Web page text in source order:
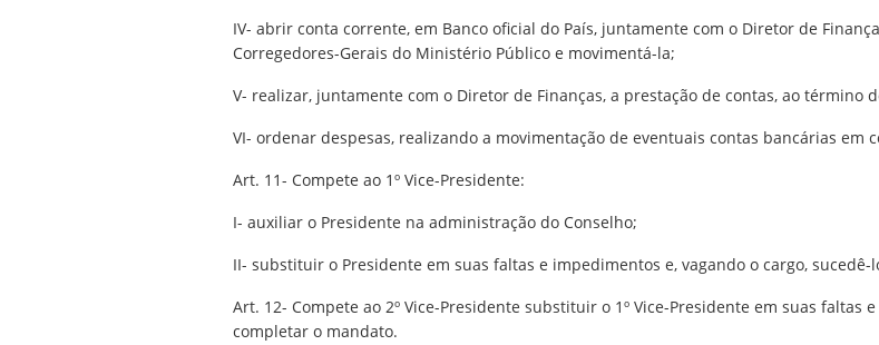
IV- abrir conta corrente, em Banco oficial do País, juntamente com o Diretor de
Corregedores-Gerais do Ministério Público e movimentá-la;
V- realizar, juntamente com o Diretor de Finanças, a prestação de contas, ao término
VI- ordenar despesas, realizando a movimentação de eventuais contas bancárias em
Art. 11- Compete ao 1º Vice-Presidente:
I- auxiliar o Presidente na administração do Conselho;
II- substituir o Presidente em suas faltas e impedimentos e, vagando o cargo,
Art. 12- Compete ao 2º Vice-Presidente substituir o 1º Vice-Presidente em suas faltas
completar o mandato.